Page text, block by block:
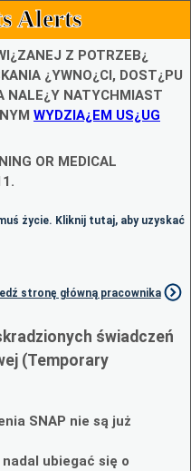
Alerts
Z POTRZEB¿
¿YWNO¿CI, DOST¿PU
NALE¿Y NATYCHMIAST
WYDZIA¿EM US¿UG
OR MEDICAL
życie. Kliknij tutaj, aby uzyskać
stronę główną pracownika
świadczeń
(Temporary
SNAP nie są już
ubiegać się o